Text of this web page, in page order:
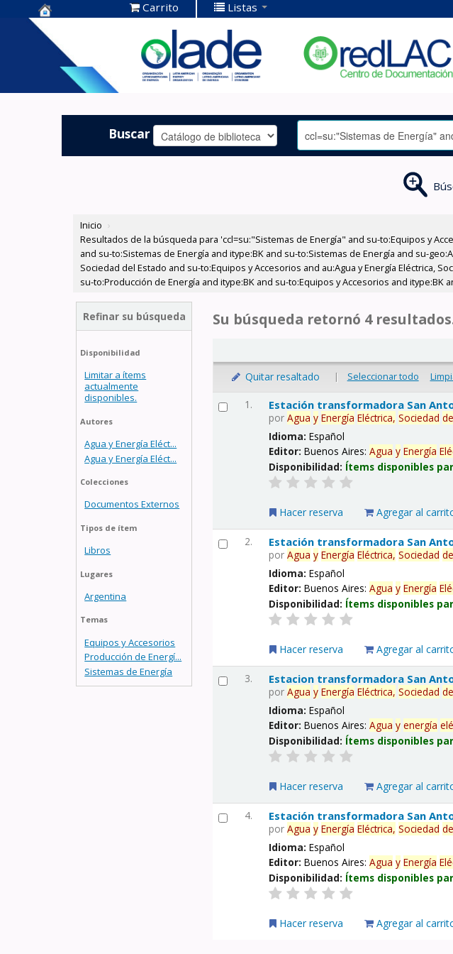
Centro de
Documentación
OLADE -
Carrito Listas
Buscar
Inicio ›
Resultados de la búsqueda para 'ccl=su:"Sistemas de Energía" and su-to:Equipos y
and su-to:Sistemas de Energía and itype:BK and su-to:Sistemas de Energía and su-
Sociedad del Estado and su-to:Equipos y Accesorios and au:Agua y Energía Eléctrica,
su-to:Producción de Energía and itype:BK and su-to:Equipos y Accesorios and itype:BK
Refinar su búsqueda
Disponibilidad
Limitar a ítems
actualmente
disponibles.
Autores
Agua y Energía Eléct...
Agua y Energía Eléct...
Colecciones
Documentos Externos
Tipos de ítem
Libros
Lugares
Argentina
Temas
Equipos y Accesorios
Producción de Energí...
Sistemas de Energía
Su búsqueda retornó 4
Quitar resaltado | Seleccionar todo
1. Estación transformadora San
porAgua y Energía Eléctrica, Sociedad de
Idioma:Español
Editor:Buenos Aires:Agua y Energía
Disponibilidad: Ítems disponibles
Hacer reserva Agregar al
2. Estación transformadora San
porAgua y Energía Eléctrica, Sociedad de
Idioma:Español
Editor:Buenos Aires:Agua y Energía
Disponibilidad: Ítems disponibles
Hacer reserva Agregar al
3. Estacion transformadora San
porAgua y Energía Eléctrica, Sociedad de
Idioma:Español
Editor:Buenos Aires:Agua y energía
Disponibilidad: Ítems disponibles
Hacer reserva Agregar al
4. Estación transformadora San
porAgua y Energía Eléctrica, Sociedad de
Idioma:Español
Editor:Buenos Aires:Agua y Energía
Disponibilidad: Ítems disponibles
Hacer reserva Agregar al